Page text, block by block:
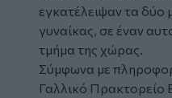
εγκατέλειψαν τα δύο
γυναίκας, σε έναν
τμήμα της χώρας.
Σύμφωνα με
Γαλλικό Πρακτορείο